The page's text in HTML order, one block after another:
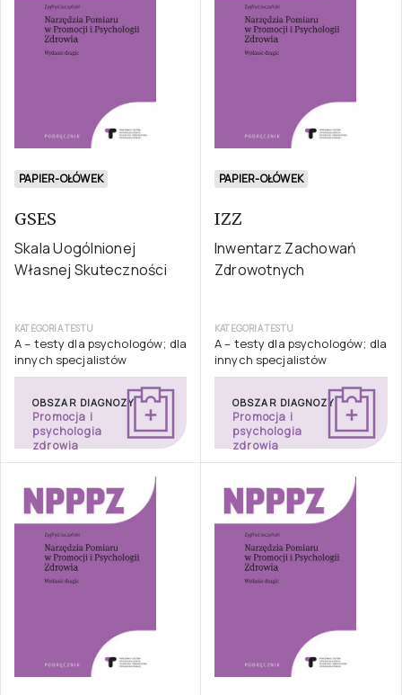
PAPIER-OŁÓWEK
GSES
Skala Uogólnionej
Własnej Skuteczności
KATEGORIA TESTU
A – testy dla psychologów; dla
innych specjalistów
OBSZAR DIAGNOZY
Promocja i
psychologia
zdrowia
PAPIER-OŁÓWEK
IZZ
Inwentarz Zachowań
Zdrowotnych
KATEGORIA TESTU
A – testy dla psychologów; dla
innych specjalistów
OBSZAR DIAGNOZY
Promocja i
psychologia
zdrowia